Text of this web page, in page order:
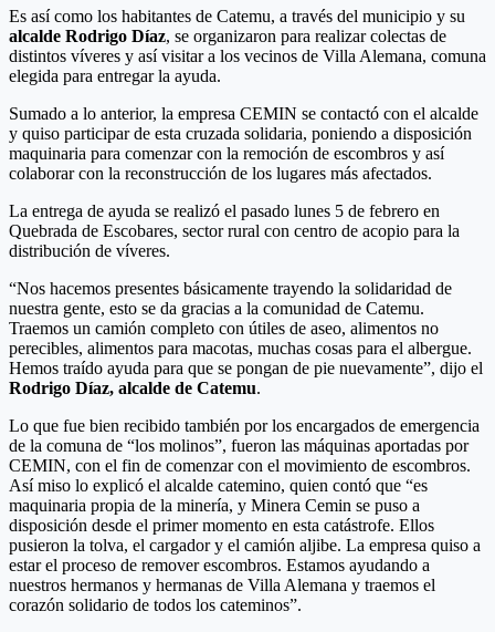
Es así como los habitantes de Catemu, a través del municipio y su
alcalde Rodrigo Díaz, se organizaron para realizar colectas de
distintos víveres y así visitar a los vecinos de Villa Alemana, comuna
elegida para entregar la ayuda.
Sumado a lo anterior, la empresa CEMIN se contactó con el alcalde
y quiso participar de esta cruzada solidaria, poniendo a disposición
maquinaria para comenzar con la remoción de escombros y así
colaborar con la reconstrucción de los lugares más afectados.
La entrega de ayuda se realizó el pasado lunes 5 de febrero en
Quebrada de Escobares, sector rural con centro de acopio para la
distribución de víveres.
“Nos hacemos presentes básicamente trayendo la solidaridad de
nuestra gente, esto se da gracias a la comunidad de Catemu.
Traemos un camión completo con útiles de aseo, alimentos no
perecibles, alimentos para macotas, muchas cosas para el albergue.
Hemos traído ayuda para que se pongan de pie nuevamente”, dijo el
Rodrigo Díaz, alcalde de Catemu.
Lo que fue bien recibido también por los encargados de emergencia
de la comuna de “los molinos”, fueron las máquinas aportadas por
CEMIN, con el fin de comenzar con el movimiento de escombros.
Así miso lo explicó el alcalde catemino, quien contó que “es
maquinaria propia de la minería, y Minera Cemin se puso a
disposición desde el primer momento en esta catástrofe. Ellos
pusieron la tolva, el cargador y el camión aljibe. La empresa quiso a
estar el proceso de remover escombros. Estamos ayudando a
nuestros hermanos y hermanas de Villa Alemana y traemos el
corazón solidario de todos los cateminos”.